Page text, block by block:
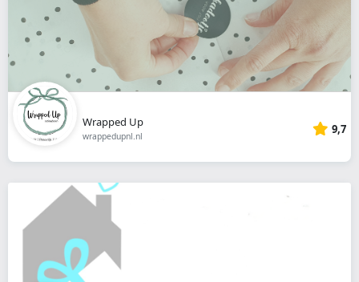
Wrapped Up
wrappedupnl.nl 9,7